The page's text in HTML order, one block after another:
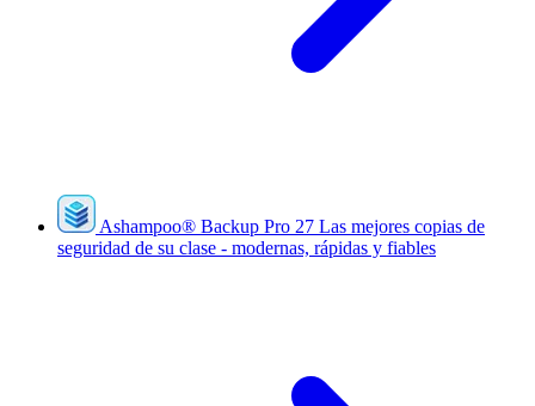
Ashampoo® Backup Pro 27 Las mejores copias de
seguridad de su clase - modernas, rápidas y fiables